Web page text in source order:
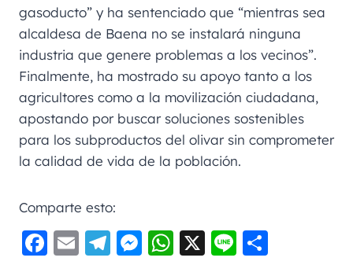
gasoducto” y ha sentenciado que “mientras sea
alcaldesa de Baena no se instalará ninguna
industria que genere problemas a los vecinos”.
Finalmente, ha mostrado su apoyo tanto a los
agricultores como a la movilización ciudadana,
apostando por buscar soluciones sostenibles
para los subproductos del olivar sin comprometer
la calidad de vida de la población.
Comparte esto:
F
E
Te M W X
Li